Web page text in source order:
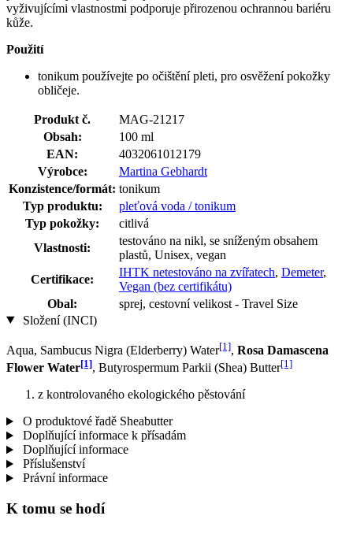
vyživujícími vlastnostmi podporuje přirozenou ochrannou bariéru
kůže.
Použití
tonikum používejte po očištění pleti, pro osvěžení pokožky
obličeje.
Produkt č.
MAG-21217
Obsah:
100 ml
EAN:
4032061012179
Výrobce:
Martina Gebhardt
Konzistence/formát: tonikum
Typ produktu:
pleťová voda / tonikum
Typ pokožky:
citlivá
Vlastnosti:
testováno na nikl, se sníženým obsahem
plastů, Unisex, vegan
Certifikace:
IHTK netestováno na zvířatech, Demeter,
Vegan (bez certifikátu)
Obal:
sprej, cestovní velikost - Travel Size
Složení (INCI)
Aqua, Sambucus Nigra (Elderberry) Water[1], Rosa Damascena
Flower Water[1], Butyrospermum Parkii (Shea) Butter[1]
z kontrolovaného ekologického pěstování
O produktové řadě Sheabutter
Doplňující informace k přísadám
Doplňující informace
Příslušenství
Právní informace
K tomu se hodí